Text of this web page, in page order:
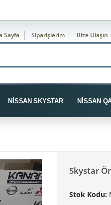
Sayfa Siparişlerim Bize Ulaşın
NİSSAN SKYSTAR NİSSAN
Skystar
Stok Kodu: